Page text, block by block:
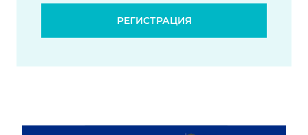
РЕГИСТРАЦИЯ